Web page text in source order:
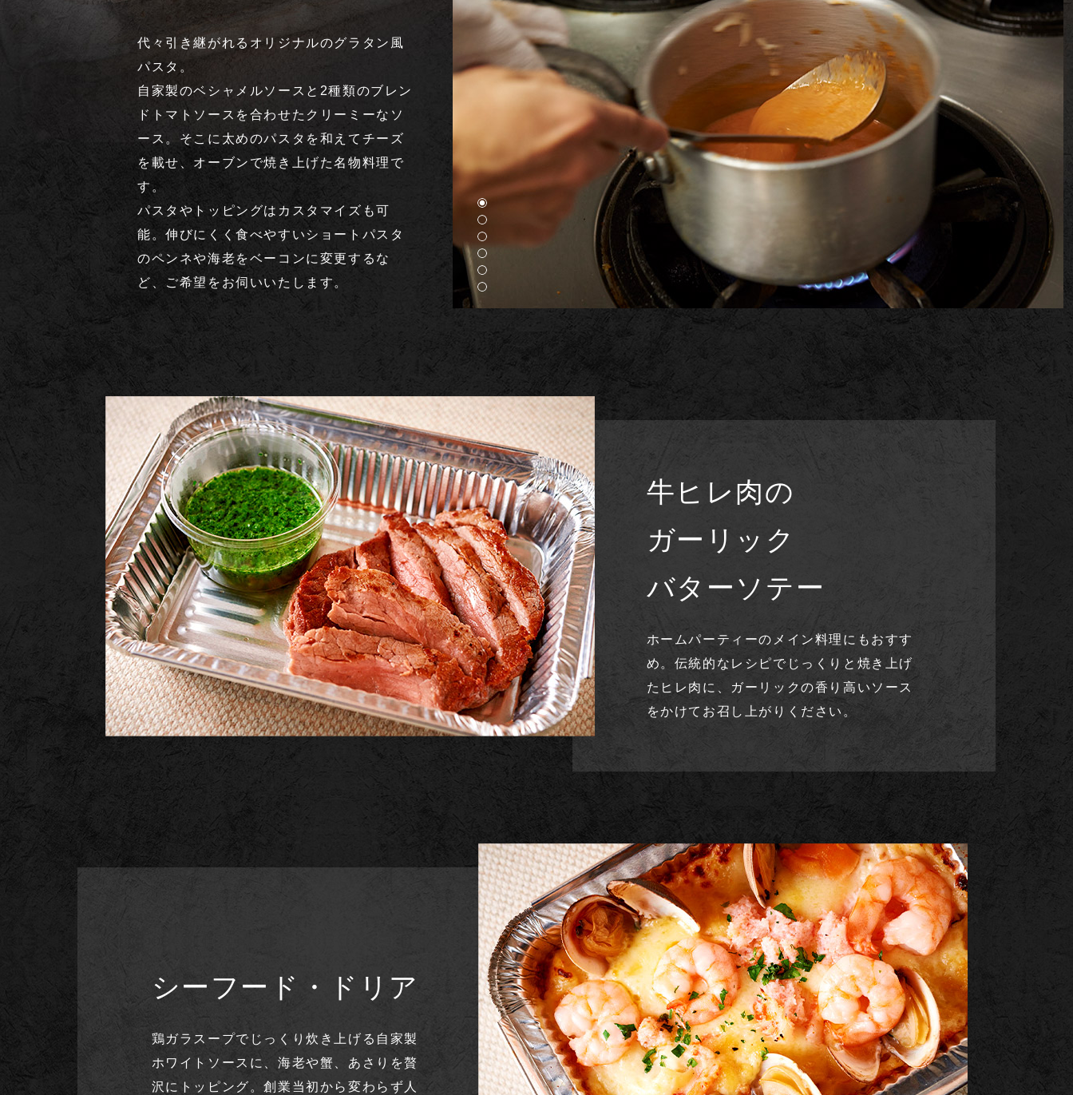
代々引き継がれるオリジナルのグラタン風
パスタ。
自家製のベシャメルソースと2種類のブレン
ドトマトソースを合わせたクリーミーなソ
ース。そこに太めのパスタを和えてチーズ
を載せ、オーブンで焼き上げた名物料理で
す。
パスタやトッピングはカスタマイズも可
能。伸びにくく食べやすいショートパスタ
のペンネや海老をベーコンに変更するな
ど、ご希望をお伺いいたします。
牛ヒレ肉の
ガーリック
バターソテー
ホームパーティーのメイン料理にもおすす
め。伝統的なレシピでじっくりと焼き上げ
たヒレ肉に、ガーリックの香り高いソース
をかけてお召し上がりください。
シーフード・ドリア
鶏ガラスープでじっくり炊き上げる自家製
ホワイトソースに、海老や蟹、あさりを贅
沢にトッピング。創業当初から変わらず人